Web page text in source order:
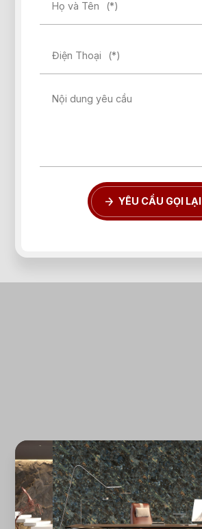
Họ và Tên (*)
Điện Thoại (*)
Nội dung yêu cầu
YÊU CẦU GỌI LẠI